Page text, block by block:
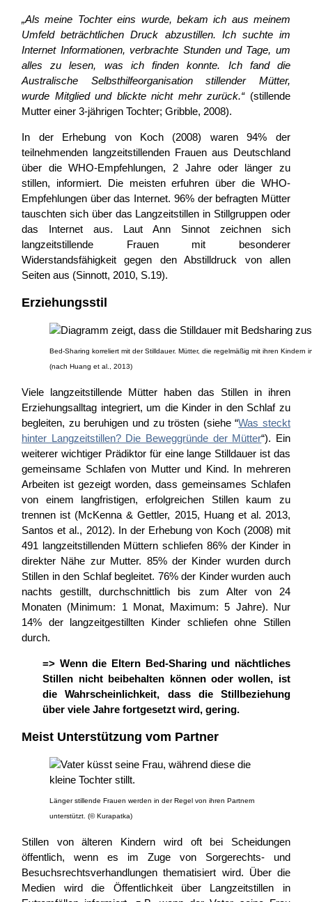
„Als meine Tochter eins wurde, bekam ich aus meinem
Umfeld beträchtlichen Druck abzustillen. Ich suchte im
Internet Informationen, verbrachte Stunden und Tage, um
alles zu lesen, was ich finden konnte. Ich fand die
Australische Selbsthilfeorganisation stillender Mütter,
wurde Mitglied und blickte nicht mehr zurück.“ (stillende
Mutter einer 3-jährigen Tochter; Gribble, 2008).
In der Erhebung von Koch (2008) waren 94% der
teilnehmenden langzeitstillenden Frauen aus Deutschland
über die WHO-Empfehlungen, 2 Jahre oder länger zu
stillen, informiert. Die meisten erfuhren über die WHO-
Empfehlungen über das Internet. 96% der befragten Mütter
tauschten sich über das Langzeitstillen in Stillgruppen oder
das Internet aus. Laut Ann Sinnot zeichnen sich
langzeitstillende Frauen mit besonderer
Widerstandsfähigkeit gegen den Abstilldruck von allen
Seiten aus (Sinnott, 2010, S.19).
Erziehungsstil
Bed-Sharing korreliert mit der Stilldauer. Mütter, die regelmäßig mit ihren Kindern
(nach Huang et al., 2013)
Viele langzeitstillende Mütter haben das Stillen in ihren
Erziehungsalltag integriert, um die Kinder in den Schlaf zu
begleiten, zu beruhigen und zu trösten (siehe “Was steckt
hinter Langzeitstillen? Die Beweggründe der Mütter“). Ein
weiterer wichtiger Prädiktor für eine lange Stilldauer ist das
gemeinsame Schlafen von Mutter und Kind. In mehreren
Arbeiten ist gezeigt worden, dass gemeinsames Schlafen
von einem langfristigen, erfolgreichen Stillen kaum zu
trennen ist (McKenna & Gettler, 2015, Huang et al. 2013,
Santos et al., 2012). In der Erhebung von Koch (2008) mit
491 langzeitstillenden Müttern schliefen 86% der Kinder in
direkter Nähe zur Mutter. 85% der Kinder wurden durch
Stillen in den Schlaf begleitet. 76% der Kinder wurden auch
nachts gestillt, durchschnittlich bis zum Alter von 24
Monaten (Minimum: 1 Monat, Maximum: 5 Jahre). Nur
14% der langzeitgestillten Kinder schliefen ohne Stillen
durch.
=> Wenn die Eltern Bed-Sharing und nächtliches
Stillen nicht beibehalten können oder wollen, ist
die Wahrscheinlichkeit, dass die Stillbeziehung
über viele Jahre fortgesetzt wird, gering.
Meist Unterstützung vom Partner
Länger stillende Frauen werden in der Regel von ihren Partnern
unterstützt. (© Kurapatka)
Stillen von älteren Kindern wird oft bei Scheidungen
öffentlich, wenn es im Zuge von Sorgerechts- und
Besuchsrechtsverhandlungen thematisiert wird. Über die
Medien wird die Öffentlichkeit über Langzeitstillen in